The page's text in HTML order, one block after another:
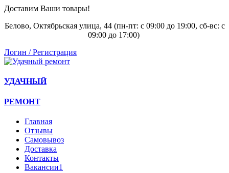
Доставим Ваши товары!
Белово, Октябрьская улица, 44 (пн-пт: с 09:00 до 19:00, сб-вс: с
09:00 до 17:00)
Логин / Регистрация
УДАЧНЫЙ
РЕМОНТ
Главная
Отзывы
Самовывоз
Доставка
Контакты
Вакансии1